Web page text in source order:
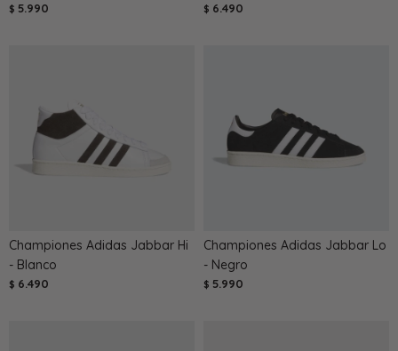
$ 5.990 $ 6.490
Championes Adidas Jabbar Hi
- Blanco
$ 6.490
Championes Adidas Jabbar Lo
- Negro
$ 5.990